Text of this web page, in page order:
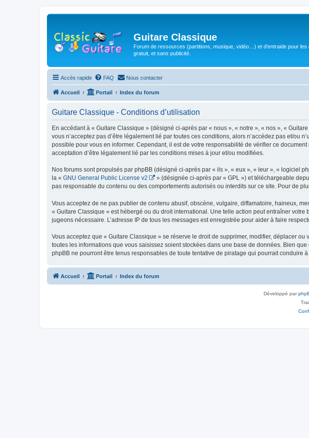
Guitare Classique
Forum de ressources (partitions, musique, vidéo…) et d'entraide pour
gratuit, et sans publicité.
Accès rapide FAQ Nous contacter
Accueil Portail Index du forum
Guitare Classique - Conditions d’utilisation
En accédant à « Guitare Classique » (désigné ci-après par « nous », « notre », « nos », «
vous n’acceptez pas d’être légalement lié par toutes ces conditions, alors n’accédez pas et/ou
possible pour vous en informer. Cependant, il est de votre responsabilité de vérifier ce
acceptation d’être légalement lié par les conditions mises à jour et/ou modifiées.
Nos forums sont propulsés par phpBB (désigné ci-après par « ils », « eux », « leur », « logiciel
la « GNU General Public License v2 » (désignée ci-après par « GPL ») et téléchargeable
pas responsable du contenu ou des comportements autorisés ou interdits sur ce site. Pour de
Vous acceptez de ne pas publier de contenu abusif, obscène, vulgaire, diffamatoire, haineux,
« Guitare Classique » est hébergé ou du droit international. Une telle action peut entraîner
jugeons nécessaire. L’adresse IP de tous les messages est enregistrée pour aider à faire
Vous acceptez que « Guitare Classique » se réserve le droit de supprimer, modifier, déplacer
toutes les informations que vous saisissez soient stockées dans une base de données. Bien
phpBB ne pourront être tenus responsables de toute tentative de piratage qui pourrait conduire
Accueil Portail Index du forum
Développé par